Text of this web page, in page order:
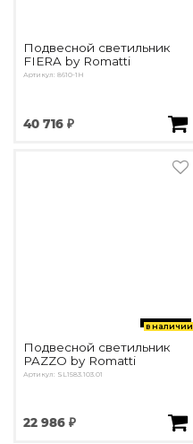
Подвесной светильник
FIERA by Romatti
Артикул: 8610-1H
40 716 ₽
в наличии
Подвесной светильник
PAZZO by Romatti
Артикул: SL1583.103.01
22 986 ₽